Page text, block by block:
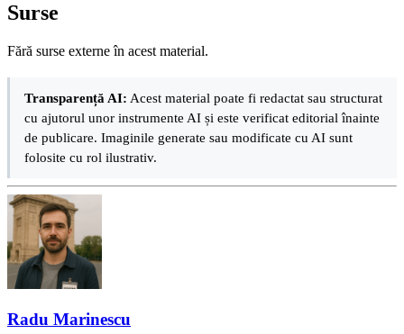
Surse
Fără surse externe în acest material.
Transparență AI: Acest material poate fi redactat sau structurat
cu ajutorul unor instrumente AI și este verificat editorial înainte
de publicare. Imaginile generate sau modificate cu AI sunt
folosite cu rol ilustrativ.
Radu Marinescu